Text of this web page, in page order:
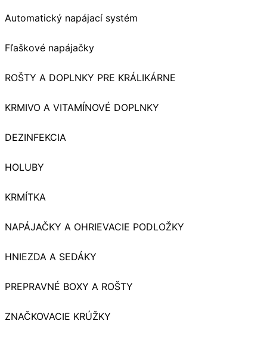
Automatický napájací systém
Fľaškové napájačky
ROŠTY A DOPLNKY PRE KRÁLIKÁRNE
KRMIVO A VITAMÍNOVÉ DOPLNKY
DEZINFEKCIA
HOLUBY
KRMÍTKA
NAPÁJAČKY A OHRIEVACIE PODLOŽKY
HNIEZDA A SEDÁKY
PREPRAVNÉ BOXY A ROŠTY
ZNAČKOVACIE KRÚŽKY